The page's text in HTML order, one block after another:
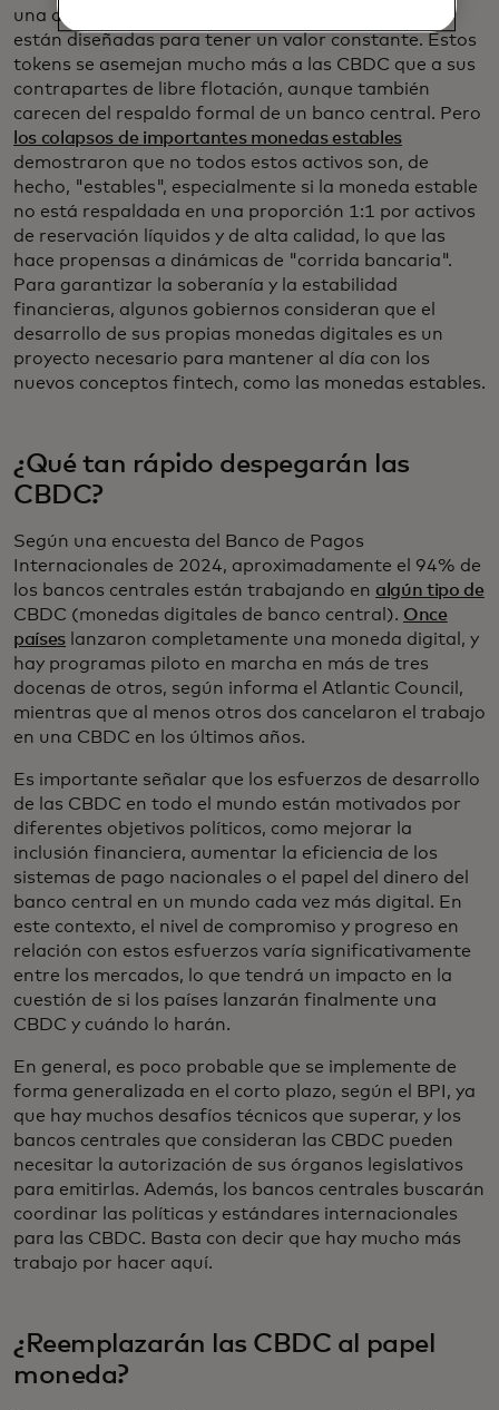
una actividad significativa son las stablecoins, que
están diseñadas para tener un valor constante. Estos
tokens se asemejan mucho más a las CBDC que a sus
contrapartes de libre flotación, aunque también
carecen del respaldo formal de un banco central. Pero
los colapsos de importantes monedas estables
demostraron que no todos estos activos son, de
hecho, "estables", especialmente si la moneda estable
no está respaldada en una proporción 1:1 por activos
de reservación líquidos y de alta calidad, lo que las
hace propensas a dinámicas de "corrida bancaria".
Para garantizar la soberanía y la estabilidad
financieras, algunos gobiernos consideran que el
desarrollo de sus propias monedas digitales es un
proyecto necesario para mantener al día con los
nuevos conceptos fintech, como las monedas estables.
¿Qué tan rápido despegarán las
CBDC?
Según una encuesta del Banco de Pagos
Internacionales de 2024, aproximadamente el 94% de
los bancos centrales están trabajando en algún tipo de
CBDC (monedas digitales de banco central). Once
países lanzaron completamente una moneda digital, y
hay programas piloto en marcha en más de tres
docenas de otros, según informa el Atlantic Council,
mientras que al menos otros dos cancelaron el trabajo
en una CBDC en los últimos años.
Es importante señalar que los esfuerzos de desarrollo
de las CBDC en todo el mundo están motivados por
diferentes objetivos políticos, como mejorar la
inclusión financiera, aumentar la eficiencia de los
sistemas de pago nacionales o el papel del dinero del
banco central en un mundo cada vez más digital. En
este contexto, el nivel de compromiso y progreso en
relación con estos esfuerzos varía significativamente
entre los mercados, lo que tendrá un impacto en la
cuestión de si los países lanzarán finalmente una
CBDC y cuándo lo harán.
En general, es poco probable que se implemente de
forma generalizada en el corto plazo, según el BPI, ya
que hay muchos desafíos técnicos que superar, y los
bancos centrales que consideran las CBDC pueden
necesitar la autorización de sus órganos legislativos
para emitirlas. Además, los bancos centrales buscarán
coordinar las políticas y estándares internacionales
para las CBDC. Basta con decir que hay mucho más
trabajo por hacer aquí.
¿Reemplazarán las CBDC al papel
moneda?